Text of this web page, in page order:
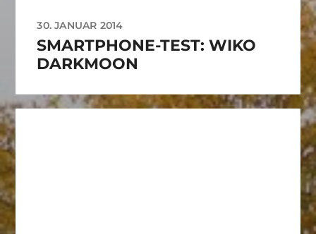
30. JANUAR 2014
SMARTPHONE-TEST: WIKO
DARKMOON